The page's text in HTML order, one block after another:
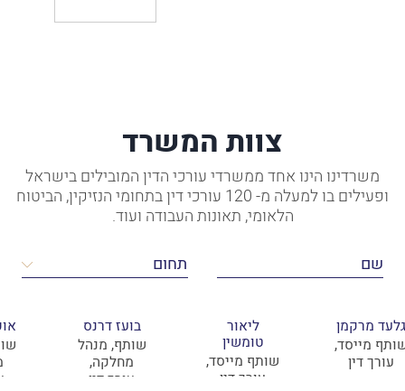
צוות המשרד
משרדינו הינו אחד ממשרדי עורכי הדין המובילים בישראל
ופעילים בו למעלה מ- 120 עורכי דין בתחומי הנזיקין, הביטוח
הלאומי, תאונות העבודה ועוד.
גלעד מרקמן
מייסד,
עורך דין
ליאור
טומשין
שותף מייסד,
עורך דין
בועז דרנס
שותף, מנהל
מחלקה,
עורך דין